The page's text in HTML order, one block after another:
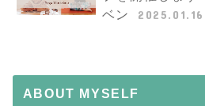
ベン
2025.01.16
ABOUT MYSELF